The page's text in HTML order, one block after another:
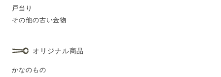
戸当り
その他の古い金物
オリジナル商品
かなのもの